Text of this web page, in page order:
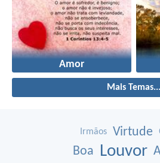
Amor
Mais Temas...
Irmãos Virtude
Boa Louvor